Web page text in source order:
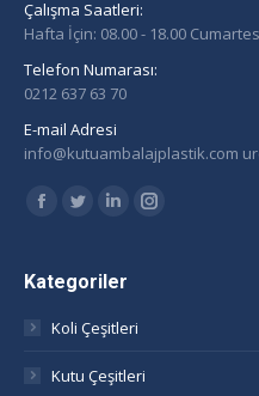
Çalışma Saatleri:
Hafta İçin: 08.00 - 18.00
Telefon Numarası:
0212 637 63 70
E-mail Adresi
info@kutuambalajplastik.com
Find us on:
Facebook
opens
new
window
Twitter
opens
new
window
Linkedin
opens
new
window
Instagram
Kategoriler
Koli Çeşitleri
Kutu Çeşitleri